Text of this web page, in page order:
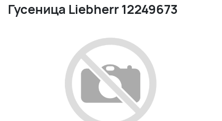
Гусеница Liebherr 12249673